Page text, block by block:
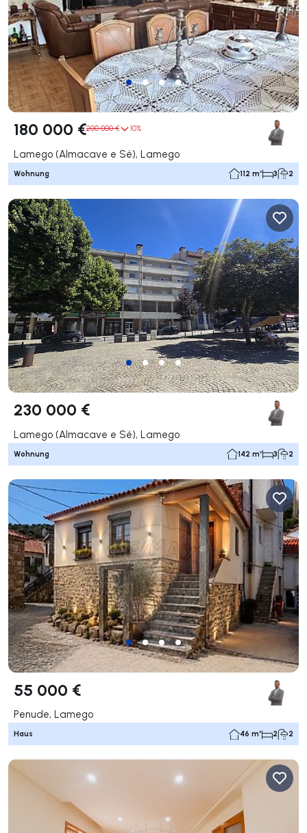
180 000 €200 000 € 10%
Lamego (Almacave e Sé), Lamego
Wohnung 112 m² 3 2
230 000 €
Lamego (Almacave e Sé), Lamego
Wohnung 142 m² 3 2
55 000 €
Penude, Lamego
Haus 46 m² 2 2